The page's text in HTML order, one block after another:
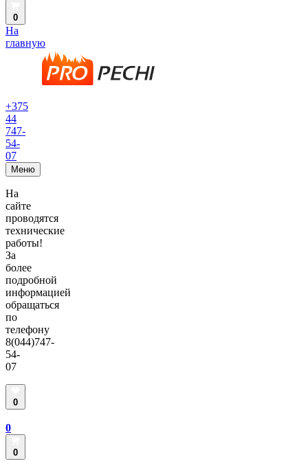
0
На
главную
+375
44
747-
54-
07
Меню
На
сайте
проводятся
технические
работы!
За
более
подробной
информацией
обращаться
по
телефону
8(044)747-
54-
07
0
0
0